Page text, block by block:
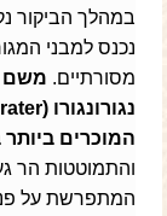
במהלך הביקור
נכנס למבני
מסורתיים. משם
המוכרים ביותר